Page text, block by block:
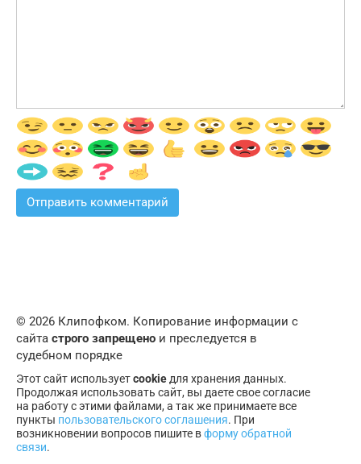
© 2026 Клипофком. Копирование информации с
сайта строго запрещено и преследуется в
судебном порядке
Этот сайт используетcookieдля хранения данных.
Продолжая использовать сайт, вы даете свое согласие
на работу с этими файлами, а так же принимаете все
пункты пользовательского соглашения. При
возникновении вопросов пишите вформу обратной
связи.